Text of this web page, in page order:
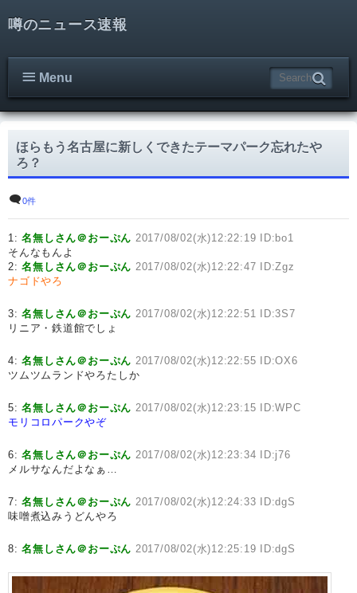
噂のニュース速報
Menu
ほらもう名古屋に新しくできたテーマパーク忘れたや
ろ？
0件
1:名無しさん＠おーぷん 2017/08/02(水)12:22:19 ID:bo1
そんなもんよ
2:名無しさん＠おーぷん 2017/08/02(水)12:22:47 ID:Zgz
ナゴドやろ
3:名無しさん＠おーぷん 2017/08/02(水)12:22:51 ID:3S7
リニア・鉄道館でしょ
4:名無しさん＠おーぷん 2017/08/02(水)12:22:55 ID:OX6
ツムツムランドやろたしか
5:名無しさん＠おーぷん 2017/08/02(水)12:23:15 ID:WPC
モリコロパークやぞ
6:名無しさん＠おーぷん 2017/08/02(水)12:23:34 ID:j76
メルサなんだよなぁ…
7:名無しさん＠おーぷん 2017/08/02(水)12:24:33 ID:dgS
味噌煮込みうどんやろ
8:名無しさん＠おーぷん 2017/08/02(水)12:25:19 ID:dgS